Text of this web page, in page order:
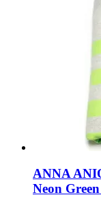
ANNA
Neon